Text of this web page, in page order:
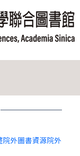
院外圖書資源院外